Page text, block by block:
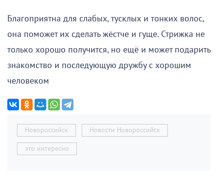
Благоприятна для слабых, тусклых и тонких волос,
она поможет их сделать жёстче и гуще. Стрижка не
только хорошо получится, но ещё и может подарить
знакомство и последующую дружбу с хорошим
человеком
Новороссийск Новости Новороссийск
это интересно